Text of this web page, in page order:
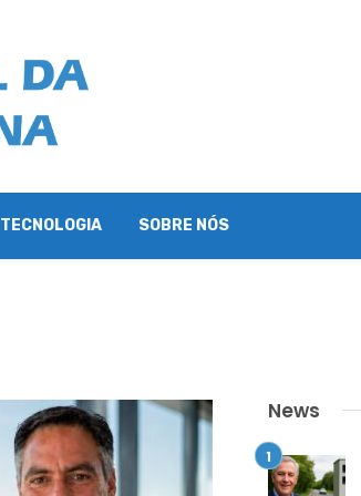
TECNOLOGIA SOBRE NÓS
News